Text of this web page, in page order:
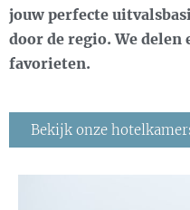
jouw perfecte
door de regio. We delen
favorieten.
Bekijk onze